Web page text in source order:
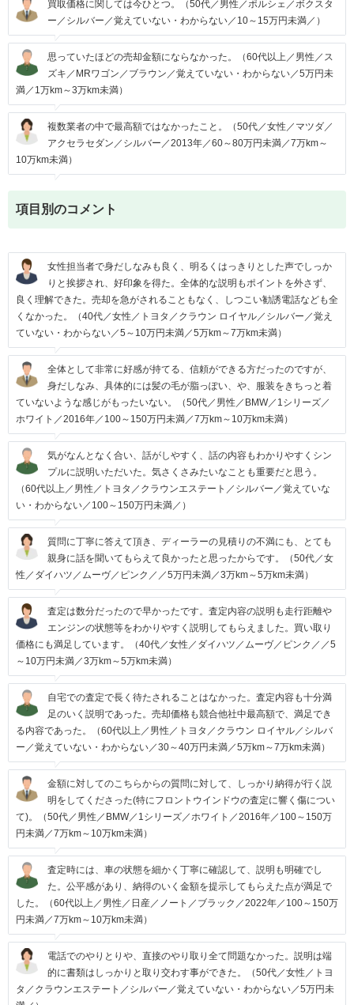
買取価格に関しては今ひとつ。（50代／男性／ポルシェ／ボクスタ
ー／シルバー／覚えていない・わからない／10～15万円未満／）
思っていたほどの売却金額にならなかった。（60代以上／男性／ス
ズキ／MRワゴン／ブラウン／覚えていない・わからない／5万円未
満／1万km～3万km未満）
複数業者の中で最高額ではなかったこと。（50代／女性／マツダ／
アクセラセダン／シルバー／2013年／60～80万円未満／7万km～
10万km未満）
項目別のコメント
女性担当者で身だしなみも良く、明るくはっきりとした声でしっか
りと挨拶され、好印象を得た。全体的な説明もポイントを外さず、
良く理解できた。売却を急がされることもなく、しつこい勧誘電話なども全
くなかった。（40代／女性／トヨタ／クラウン ロイヤル／シルバー／覚え
ていない・わからない／5～10万円未満／5万km～7万km未満）
全体として非常に好感が持てる、信頼ができる方だったのですが、
身だしなみ、具体的には髪の毛が脂っぽい、や、服装をきちっと着
ていないような感じがもったいない。（50代／男性／BMW／1シリーズ／
ホワイト／2016年／100～150万円未満／7万km～10万km未満）
気がなんとなく合い、話がしやすく、話の内容もわかりやすくシン
プルに説明いただいた。気さくさみたいなことも重要だと思う。
（60代以上／男性／トヨタ／クラウンエステート／シルバー／覚えていな
い・わからない／100～150万円未満／）
質問に丁寧に答えて頂き、ディーラーの見積りの不満にも、とても
親身に話を聞いてもらえて良かったと思ったからです。（50代／女
性／ダイハツ／ムーヴ／ピンク／／5万円未満／3万km～5万km未満）
査定は数分だったので早かったです。査定内容の説明も走行距離や
エンジンの状態等をわかりやすく説明してもらえました。買い取り
価格にも満足しています。（40代／女性／ダイハツ／ムーヴ／ピンク／／5
～10万円未満／3万km～5万km未満）
自宅での査定で長く待たされることはなかった。査定内容も十分満
足のいく説明であった。売却価格も競合他社中最高額で、満足でき
る内容であった。（60代以上／男性／トヨタ／クラウン ロイヤル／シルバ
ー／覚えていない・わからない／30～40万円未満／5万km～7万km未満）
金額に対してのこちらからの質問に対して、しっかり納得が行く説
明をしてくださった(特にフロントウインドウの査定に響く傷につい
て)。（50代／男性／BMW／1シリーズ／ホワイト／2016年／100～150万
円未満／7万km～10万km未満）
査定時には、車の状態を細かく丁寧に確認して、説明も明確でし
た。公平感があり、納得のいく金額を提示してもらえた点が満足で
した。（60代以上／男性／日産／ノート／ブラック／2022年／100～150万
円未満／7万km～10万km未満）
電話でのやりとりや、直接のやり取り全て問題なかった。説明は端
的に書類はしっかりと取り交わす事ができた。（50代／女性／トヨ
タ／クラウンエステート／シルバー／覚えていない・わからない／5万円未